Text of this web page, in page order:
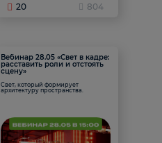
20 804
Вебинар 28.05 «Свет в кадре:
расставить роли и отстоять
сцену»
Свет, который формирует
архитектуру пространства.